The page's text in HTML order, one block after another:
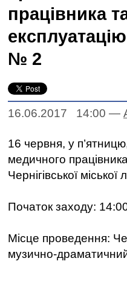
працівника
експлуатацію
№ 2
16.06.2017 14:00 —
16 червня, у
медичного
Чернігівської міської
Початок заходу:
Місце проведення:
музично-